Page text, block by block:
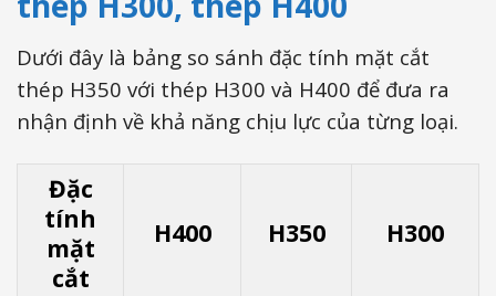
Dưới đây là bảng so sánh đặc tính mặt cắt
thép H350 với thép H300 và H400 để đưa ra
nhận định về khả năng chịu lực của từng loại.
Đặc
tính
mặt
cắt
H400 H350 H300